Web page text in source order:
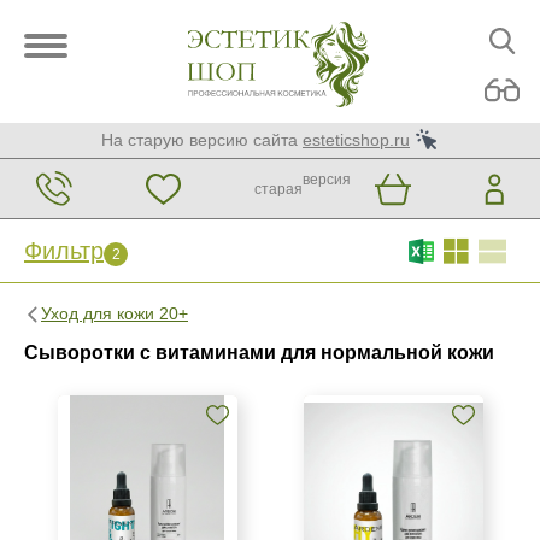
На старую версию сайта esteticshop.ru
старая
версия
Фильтр 2
Уход для кожи 20+
Сыворотки с витаминами для нормальной кожи
Фильтр 2 Сброс
Израиль
Испания